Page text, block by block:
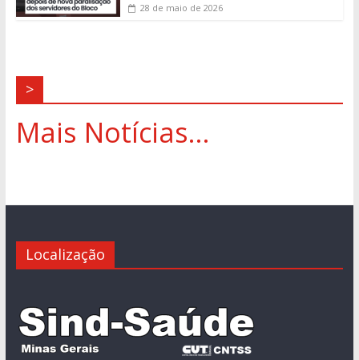
28 de maio de 2026
>
Mais Notícias...
Localização